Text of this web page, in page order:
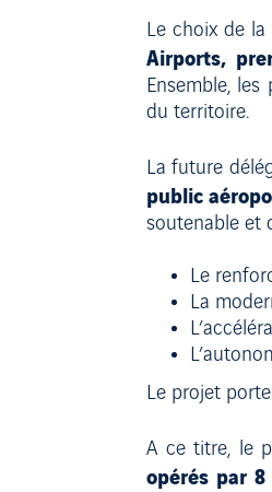
Le choix de
Airports,
Ensemble,
du territoire.
La future
public
soutenable et
Le
La
Le projet
A ce titre, le
opérés par